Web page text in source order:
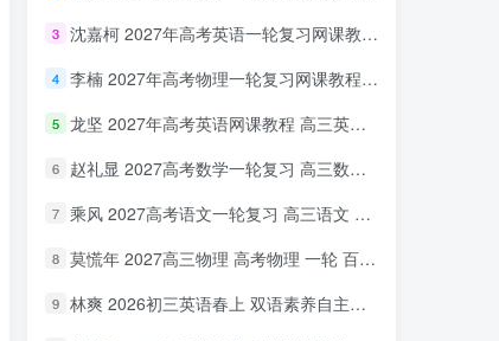
3 沈嘉柯 2027年高考英语一轮复习网课教程 高三英语 上学期暑假班视频教程 百度网盘下载
4 李楠 2027年高考物理一轮复习网课教程 高三物理 上学期暑假班视频教程 百度网盘下载
5 龙坚 2027年高考英语网课教程 高三英语 一轮复习视频教程 百度网盘下载
6 赵礼显 2027高考数学一轮复习 高三数学 网课视频教程暑假班 百度网盘下载
7 乘风 2027高考语文一轮复习 高三语文 网课视频教程暑秋班 百度网盘下载
8 莫慌年 2027高三物理 高考物理 一轮 百度网盘下载
9 林爽 2026初三英语春上 双语素养自主学习·TY·A+（一期）百度网盘下载